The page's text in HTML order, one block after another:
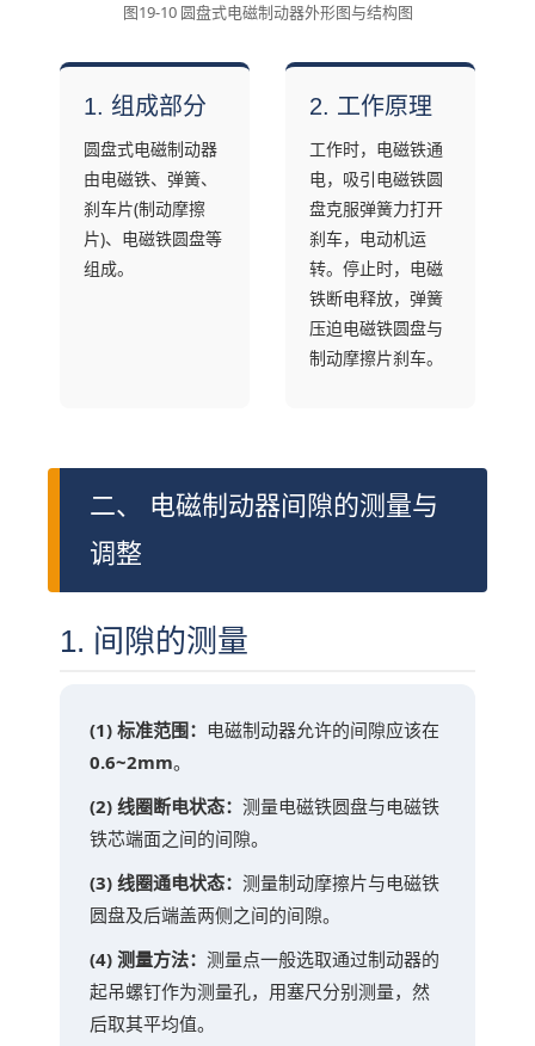
图19-10 圆盘式电磁制动器外形图与结构图
1. 组成部分
圆盘式电磁制动器
由电磁铁、弹簧、
刹车片(制动摩擦
片)、电磁铁圆盘等
组成。
2. 工作原理
工作时，电磁铁通
电，吸引电磁铁圆
盘克服弹簧力打开
刹车，电动机运
转。停止时，电磁
铁断电释放，弹簧
压迫电磁铁圆盘与
制动摩擦片刹车。
二、 电磁制动器间隙的测量与
调整
1. 间隙的测量
(1) 标准范围： 电磁制动器允许的间隙应该在
0.6~2mm。
(2) 线圈断电状态： 测量电磁铁圆盘与电磁铁
铁芯端面之间的间隙。
(3) 线圈通电状态： 测量制动摩擦片与电磁铁
圆盘及后端盖两侧之间的间隙。
(4) 测量方法： 测量点一般选取通过制动器的
起吊螺钉作为测量孔，用塞尺分别测量，然
后取其平均值。